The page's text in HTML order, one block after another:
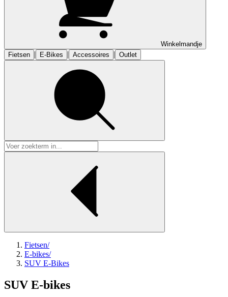
Winkelmandje
Fietsen | E-Bikes | Accessoires | Outlet
Fietsen/
E-bikes/
SUV E-Bikes
SUV E-bikes